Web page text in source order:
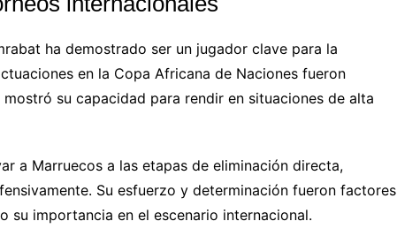
ha demostrado ser un jugador clave para la
en la Copa Africana de Naciones fueron
su capacidad para rendir en situaciones de alta
a Marruecos a las etapas de eliminación directa,
Su esfuerzo y determinación fueron factores
su importancia en el escenario internacional.